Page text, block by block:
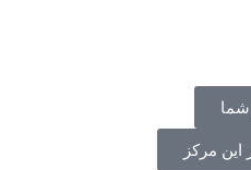
این مرکز